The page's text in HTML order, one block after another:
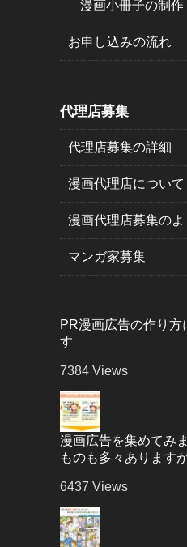
漫画小冊子の制作
お申し込みの流れ
代理店募集
代理店募集の詳細
漫画代理店について
漫画代理店募集の
マンガ家募集
PR漫画広告の作り方
す
7384 Views
漫画広告を集めてみ
ものも多々あります
6437 Views